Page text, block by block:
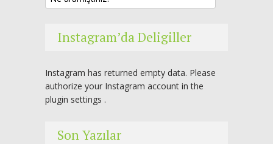
Instagram’da Deligiller
Instagram has returned empty data. Please
authorize your Instagram account in the
plugin settings .
Son Yazılar